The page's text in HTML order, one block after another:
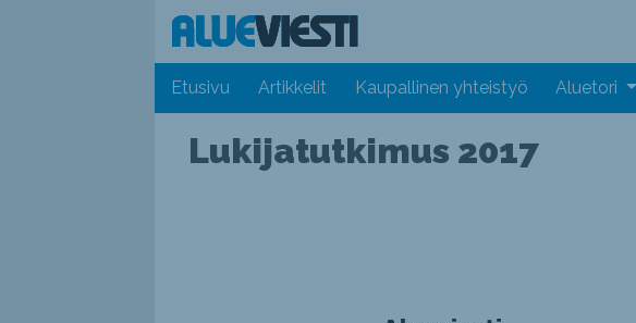
Etusivu Artikkelit Kaupallinen yhteistyö Aluetori
Lukijatutkimus 2017